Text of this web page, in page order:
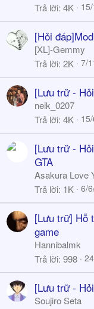
Trả lời 4K
[Hỏi
[XL]-Gemmy
Trả lời 2K 7/
[Lưu trữ -
neik_0207
Trả lời 4K
[Lưu trữ -
GTA
Asakura Love
Trả lời 1K 6/
[Lưu trữ] Hỗ
game
Hannibalmk
Trả lời 998
[Lưu trữ -
Soujiro Seta